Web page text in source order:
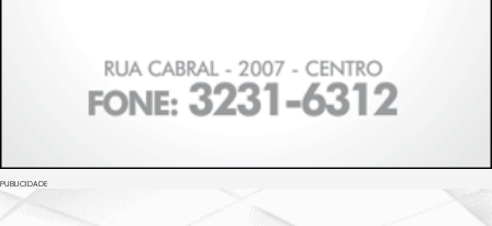
PUBLICIDADE